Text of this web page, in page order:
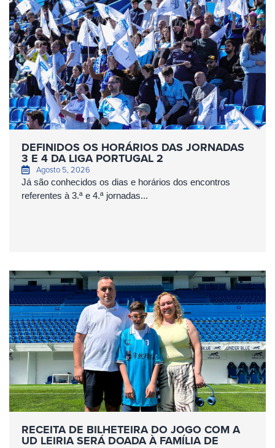
DEFINIDOS OS HORÁRIOS DAS JORNADAS
3 E 4 DA LIGA PORTUGAL 2
Agosto 5, 2026
Já são conhecidos os dias e horários dos encontros
referentes à 3.ª e 4.ª jornadas...
RECEITA DE BILHETEIRA DO JOGO COM A
UD LEIRIA SERÁ DOADA À FAMÍLIA DE